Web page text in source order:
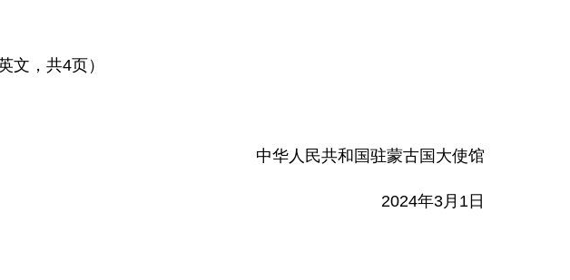
文，共4页）
中华人民共和国驻蒙古国大使馆
2024年3月1日